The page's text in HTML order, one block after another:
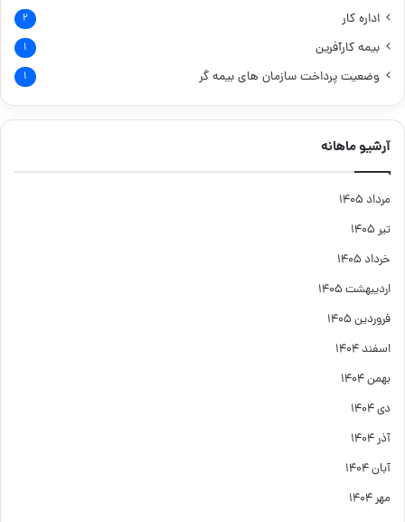
اداره کار ۲
بیمه کارآفرین ۱
وضعیت پرداخت سازمان های بیمه گر ۱
آرشیو ماهانه
مرداد ۱۴۰۵
تیر ۱۴۰۵
خرداد ۱۴۰۵
اردیبهشت ۱۴۰۵
فروردین ۱۴۰۵
اسفند ۱۴۰۴
بهمن ۱۴۰۴
دی ۱۴۰۴
آذر ۱۴۰۴
آبان ۱۴۰۴
مهر ۱۴۰۴